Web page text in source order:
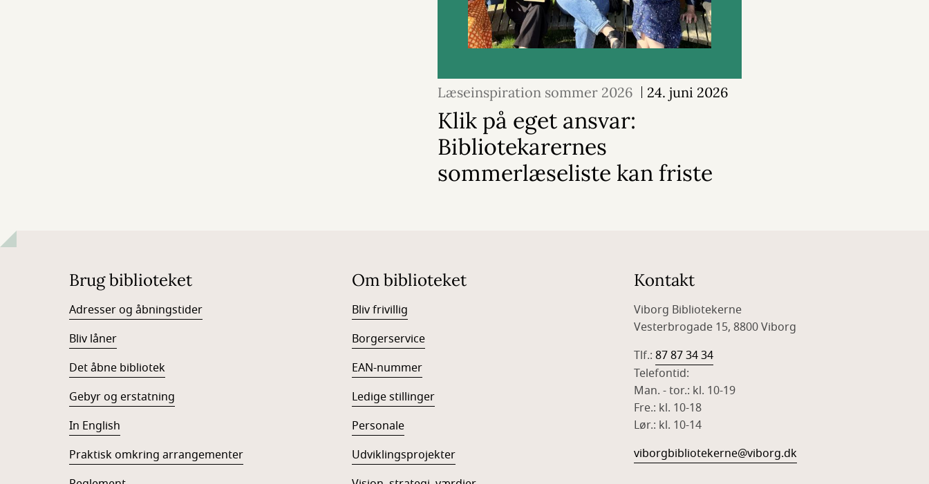
Læseinspiration sommer 2026 24. juni 2026
Klik på eget ansvar:
Bibliotekarernes
sommerlæseliste kan friste
Brug biblioteket
Adresser og åbningstider
Bliv låner
Det åbne bibliotek
Gebyr og erstatning
In English
Praktisk omkring arrangementer
Om biblioteket
Bliv frivillig
Borgerservice
EAN-nummer
Ledige stillinger
Personale
Udviklingsprojekter
Kontakt
Viborg Bibliotekerne
Vesterbrogade 15, 8800 Viborg
Tlf.:87 87 34 34
Telefontid:
Man. - tor.: kl. 10-19
Fre.: kl. 10-18
Lør.: kl. 10-14
viborgbibliotekerne@viborg.dk